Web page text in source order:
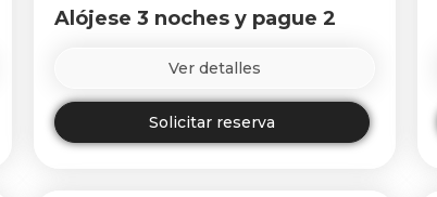
Alójese 3 noches y pague 2
Ver detalles
Solicitar reserva